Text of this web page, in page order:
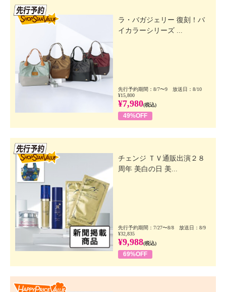
ラ・バガジェリー 復刻！バ
イカラーシリーズ ...
先行予約期間：8/7〜9 放送日：8/10
¥15,800
¥7,980(税込)
49%OFF
チェンジ ＴＶ通販出演２８
周年 美白の日 美...
先行予約期間：7/27〜8/8 放送日：8/9
¥32,835
¥9,988(税込)
69%OFF